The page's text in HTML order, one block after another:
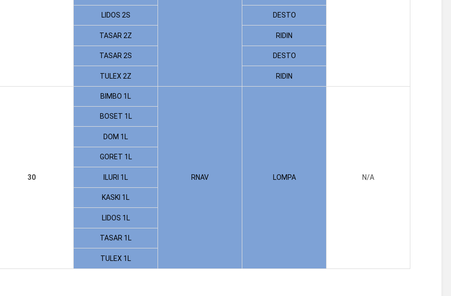
LIDOS 2S DESTO
TASAR 2Z RIDIN
TASAR 2S DESTO
TULEX 2Z RIDIN
30
BIMBO 1L
RNAV LOMPA N/A
BOSET 1L
DOM 1L
GORET 1L
ILURI 1L
KASKI 1L
LIDOS 1L
TASAR 1L
TULEX 1L